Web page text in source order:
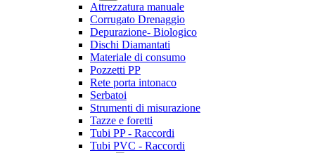
Attrezzatura manuale
Corrugato Drenaggio
Depurazione- Biologico
Dischi Diamantati
Materiale di consumo
Pozzetti PP
Rete porta intonaco
Serbatoi
Strumenti di misurazione
Tazze e foretti
Tubi PP - Raccordi
Tubi PVC - Raccordi